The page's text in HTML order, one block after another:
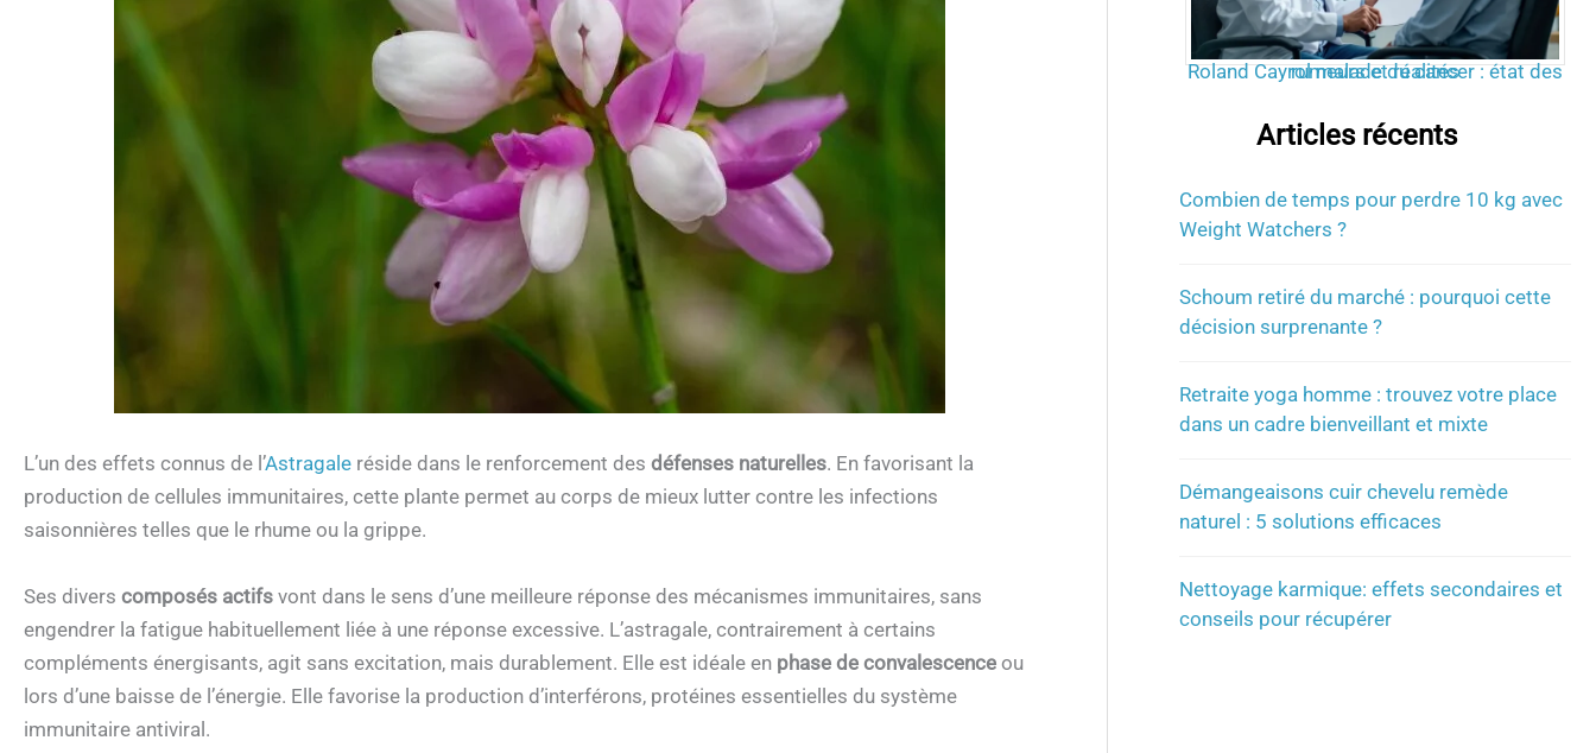
L’un des effets connus de l’Astragale réside dans le renforcement des défenses naturelles. En favorisant la
production de cellules immunitaires, cette plante permet au corps de mieux lutter contre les infections
saisonnières telles que le rhume ou la grippe.
Ses divers composés actifs vont dans le sens d’une meilleure réponse des mécanismes immunitaires, sans
engendrer la fatigue habituellement liée à une réponse excessive. L’astragale, contrairement à certains
compléments énergisants, agit sans excitation, mais durablement. Elle est idéale en phase de convalescence ou
lors d’une baisse de l’énergie. Elle favorise la production d’interférons, protéines essentielles du système
immunitaire antiviral.
Roland Cayrol malade du cancer : état des rumeurs et réalités
Articles récents
Combien de temps pour perdre 10 kg avec
Weight Watchers ?
Schoum retiré du marché : pourquoi cette
décision surprenante ?
Retraite yoga homme : trouvez votre place
dans un cadre bienveillant et mixte
Démangeaisons cuir chevelu remède
naturel : 5 solutions efficaces
Nettoyage karmique: effets secondaires et
conseils pour récupérer